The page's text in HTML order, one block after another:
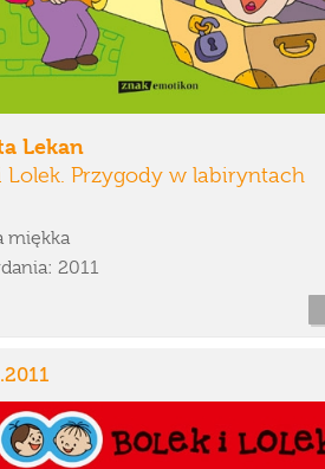
Lekan
Lolek. Przygody w labiryntach
miękka
2011